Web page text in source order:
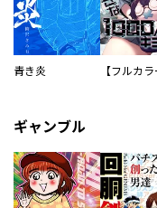
青き炎
ギャンブル